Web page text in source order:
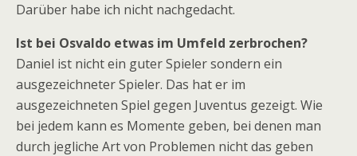
Darüber habe ich nicht nachgedacht.
Ist bei Osvaldo etwas im Umfeld zerbrochen?
Daniel ist nicht ein guter Spieler sondern ein
ausgezeichneter Spieler. Das hat er im
ausgezeichneten Spiel gegen Juventus gezeigt. Wie
bei jedem kann es Momente geben, bei denen man
durch jegliche Art von Problemen nicht das geben